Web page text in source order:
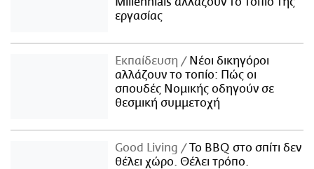
εργασίας
Εκπαίδευση
Νέοι δικηγόροι
αλλάζουν το τοπίο: Πώς οι
σπουδές Νομικής οδηγούν σε
θεσμική συμμετοχή
Good Living
Το BBQ στο σπίτι δεν
θέλει χώρο. Θέλει τρόπο.